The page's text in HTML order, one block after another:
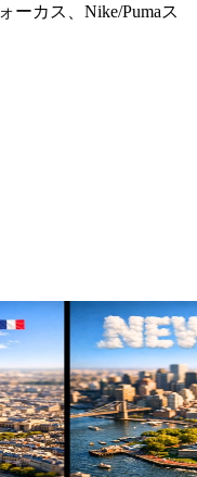
ーカス、Nike/Pumaス